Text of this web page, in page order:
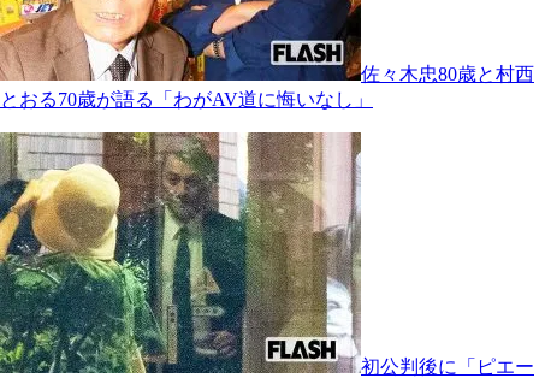
佐々木忠80歳と村西
とおる70歳が語る「わがAV道に悔いなし」
初公判後に「ピエー